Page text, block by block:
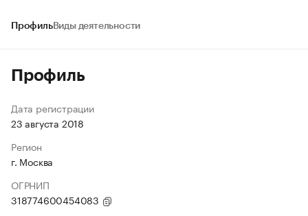
ПрофильВиды деятельности
Профиль
Дата регистрации
23 августа 2018
Регион
г. Москва
ОГРНИП
318774600454083